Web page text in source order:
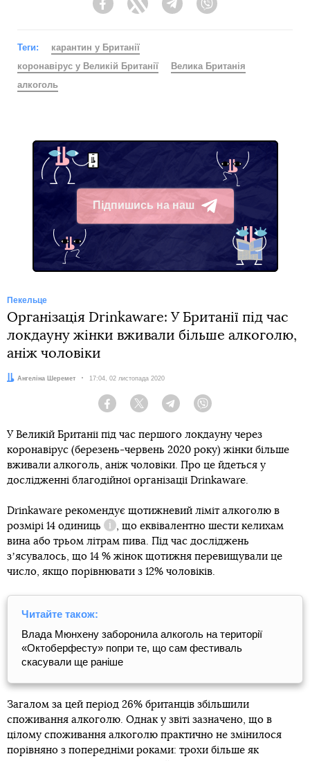
FacebookTwitter Telegram
Теги:
карантин у Британії
коронавірус у Великій Британії
Велика Британія
алкоголь
Підпишись на наш
Telegram
Пекельце
Організація Drinkaware: У Британії під час
локдауну жінки вживали більше алкоголю,
аніж чоловіки
Автор:
Ангеліна Шеремет Дата:
17:04, 02 листопада 2020
Facebook Twitter Telegram
У Великій Британії під час першого локдауну через
коронавірус (березень-червень 2020 року) жінки більше
вживали алкоголь, аніж чоловіки. Про це йдеться у
дослідженні благодійної організації Drinkaware.
Drinkaware рекомендує щотижневий ліміт алкоголю в
розмірі 14 одиниць
Довідка
, що еквівалентно шести келихам
вина або трьом літрам пива. Під час досліджень
зʼясувалось, що 14 % жінок щотижня перевищували це
число, якщо порівнювати з 12% чоловіків.
Читайте також:
Влада Мюнхену заборонила алкоголь на території
«Октоберфесту» попри те, що сам фестиваль
скасували ще раніше
Загалом за цей період 26% британців збільшили
споживання алкоголю. Однак у звіті зазначено, що в
цілому споживання алкоголю практично не змінилося
порівняно з попередніми роками: трохи більше як